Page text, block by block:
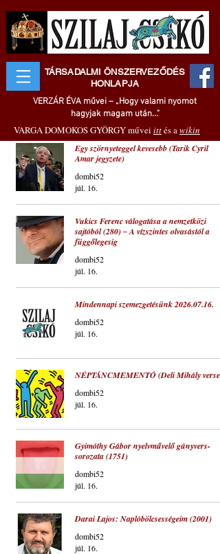
TÁRSADALMI ÖNSZERVEZŐDÉS
HONLAPJA
VERZÁR ÉVA művei – „Hogy valami nyomot
hagyjak magam után..."
VARGA DOMOKOS GYÖRGY művei ittés awikin
Egy szörnyeteggel kevesebb (Tarik Cyril
Amar jegyzete)
dombi52
júl. 16.
Vukics Ferenc válogatása a nemzetközi
sajtóból (280) ‒ A vízszintes olvasástól a
függőlegesig
dombi52
júl. 16.
Mindennapi szemezgetésünk 2026.07.16.
dombi52
júl. 16.
NÉPTÁNCMEMENTÓ (Deli Mihály verse)
dombi52
júl. 16.
Gyimóthy Gábor nyelvművelő gúnyvers-
sorozata (1751)
dombi52
júl. 16.
Darai Lajos: Naplóbölcsességeim (2001)
dombi52
júl. 16.